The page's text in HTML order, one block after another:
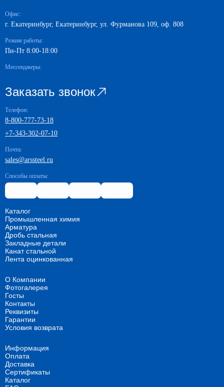
Офис:
г. Екатеринбург, Екатеринбург, ул. Фурманова 109, оф. 808
Режим работы:
Пн-Пт 8:00-18:00
Мессенджеры:
Заказать звонок
Телефон:
8-800-777-73-18
+7-343-302-07-10
Почта:
sales@arssteel.ru
Способы оплаты:
Каталог
Промышленная химия
Арматура
Дробь стальная
Закладные детали
Канат стальной
Лента оцинкованная
О Компании
Фотогалерея
Госты
Контакты
Реквизиты
Гарантии
Условия возврата
Информация
Оплата
Доставка
Сертификаты
Каталог